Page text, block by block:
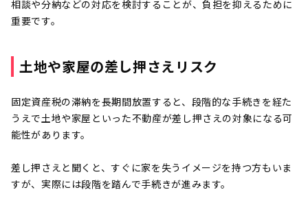
相談や分納などの対応を検討することが、負担を抑えるために
重要です。
土地や家屋の差し押さえリスク
固定資産税の滞納を長期間放置すると、段階的な手続きを経た
うえで土地や家屋といった不動産が差し押さえの対象になる可
能性があります。
差し押さえと聞くと、すぐに家を失うイメージを持つ方もいま
すが、実際には段階を踏んで手続きが進みます。